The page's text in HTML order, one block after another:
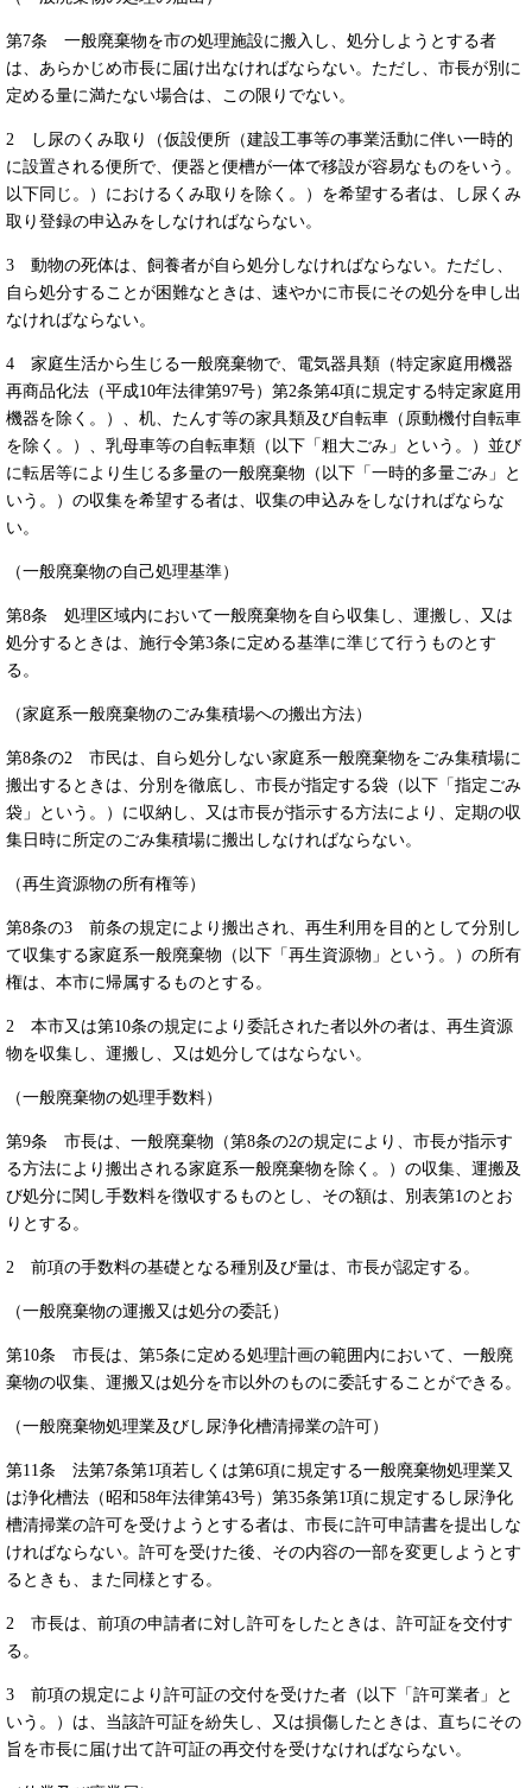
第7条 一般廃棄物を市の処理施設に搬入し、処分しようとする者
は、あらかじめ市長に届け出なければならない。ただし、市長が別に
定める量に満たない場合は、この限りでない。
2 し尿のくみ取り（仮設便所（建設工事等の事業活動に伴い一時的
に設置される便所で、便器と便槽が一体で移設が容易なものをいう。
以下同じ。）におけるくみ取りを除く。）を希望する者は、し尿くみ
取り登録の申込みをしなければならない。
3 動物の死体は、飼養者が自ら処分しなければならない。ただし、
自ら処分することが困難なときは、速やかに市長にその処分を申し出
なければならない。
4 家庭生活から生じる一般廃棄物で、電気器具類（特定家庭用機器
再商品化法（平成10年法律第97号）第2条第4項に規定する特定家庭用
機器を除く。）、机、たんす等の家具類及び自転車（原動機付自転車
を除く。）、乳母車等の自転車類（以下「粗大ごみ」という。）並び
に転居等により生じる多量の一般廃棄物（以下「一時的多量ごみ」と
いう。）の収集を希望する者は、収集の申込みをしなければならな
い。
（一般廃棄物の自己処理基準）
第8条 処理区域内において一般廃棄物を自ら収集し、運搬し、又は
処分するときは、施行令第3条に定める基準に準じて行うものとす
る。
（家庭系一般廃棄物のごみ集積場への搬出方法）
第8条の2 市民は、自ら処分しない家庭系一般廃棄物をごみ集積場に
搬出するときは、分別を徹底し、市長が指定する袋（以下「指定ごみ
袋」という。）に収納し、又は市長が指示する方法により、定期の収
集日時に所定のごみ集積場に搬出しなければならない。
（再生資源物の所有権等）
第8条の3 前条の規定により搬出され、再生利用を目的として分別し
て収集する家庭系一般廃棄物（以下「再生資源物」という。）の所有
権は、本市に帰属するものとする。
2 本市又は第10条の規定により委託された者以外の者は、再生資源
物を収集し、運搬し、又は処分してはならない。
（一般廃棄物の処理手数料）
第9条 市長は、一般廃棄物（第8条の2の規定により、市長が指示す
る方法により搬出される家庭系一般廃棄物を除く。）の収集、運搬及
び処分に関し手数料を徴収するものとし、その額は、別表第1のとお
りとする。
2 前項の手数料の基礎となる種別及び量は、市長が認定する。
（一般廃棄物の運搬又は処分の委託）
第10条 市長は、第5条に定める処理計画の範囲内において、一般廃
棄物の収集、運搬又は処分を市以外のものに委託することができる。
（一般廃棄物処理業及びし尿浄化槽清掃業の許可）
第11条 法第7条第1項若しくは第6項に規定する一般廃棄物処理業又
は浄化槽法（昭和58年法律第43号）第35条第1項に規定するし尿浄化
槽清掃業の許可を受けようとする者は、市長に許可申請書を提出しな
ければならない。許可を受けた後、その内容の一部を変更しようとす
るときも、また同様とする。
2 市長は、前項の申請者に対し許可をしたときは、許可証を交付す
る。
3 前項の規定により許可証の交付を受けた者（以下「許可業者」と
いう。）は、当該許可証を紛失し、又は損傷したときは、直ちにその
旨を市長に届け出て許可証の再交付を受けなければならない。